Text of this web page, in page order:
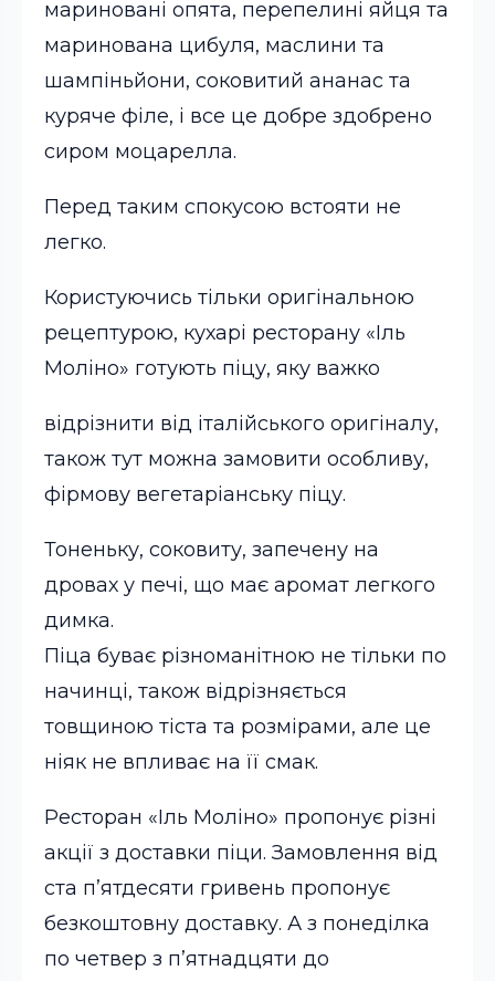
мариновані опята, перепелині яйця та
маринована цибуля, маслини та
шампіньйони, соковитий ананас та
куряче філе, і все це добре здобрено
сиром моцарелла.
Перед таким спокусою встояти не
легко.
Користуючись тільки оригінальною
рецептурою, кухарі ресторану «Іль
Моліно» готують піцу, яку важко
відрізнити від італійського оригіналу,
також тут можна замовити особливу,
фірмову вегетаріанську піцу.
Тоненьку, соковиту, запечену на
дровах у печі, що має аромат легкого
димка.
Піца буває різноманітною не тільки по
начинці, також відрізняється
товщиною тіста та розмірами, але це
ніяк не впливає на її смак.
Ресторан «Іль Моліно» пропонує різні
акції з доставки піци. Замовлення від
ста п’ятдесяти гривень пропонує
безкоштовну доставку. А з понеділка
по четвер з п’ятнадцяти до